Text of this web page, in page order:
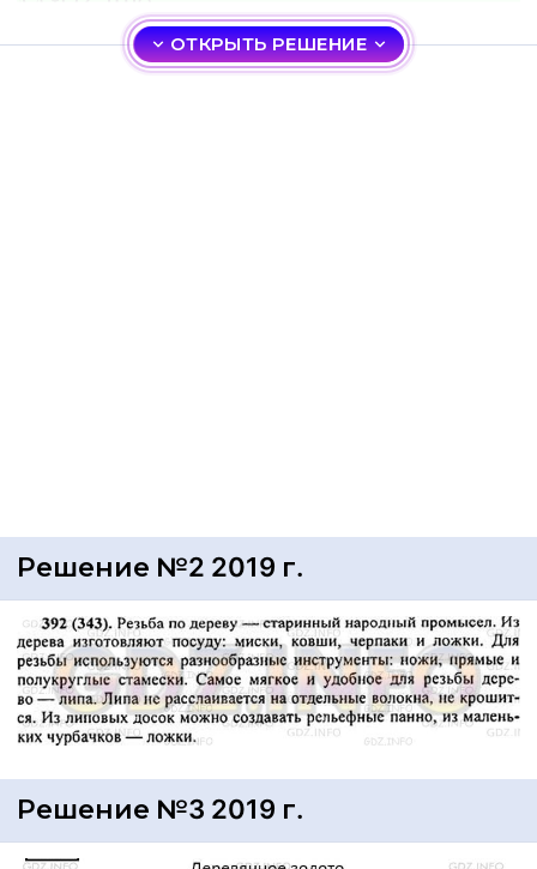
ОТКРЫТЬ РЕШЕНИЕ
Решение №2 2019 г.
Решение №3 2019 г.